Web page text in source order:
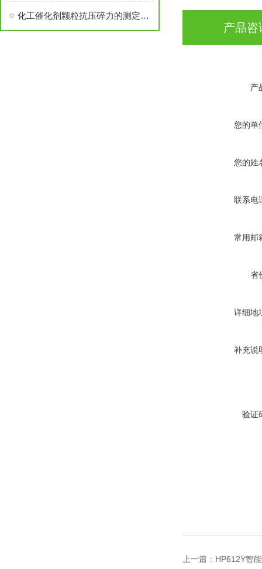
产品咨
产
您的单
您的姓
联系电
常用邮
省
详细地
补充说
验证
上一篇： HP612Y智
化工催化剂颗粒抗压碎力的测定仪-推荐产品